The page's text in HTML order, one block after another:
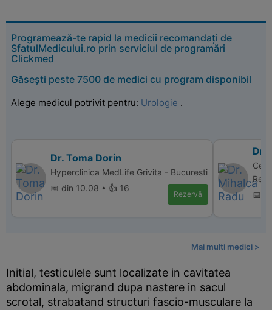
Programează-te rapid la medicii recomandați de
SfatulMedicului.ro prin serviciul de programări
Clickmed
Găsești peste 7500 de medici cu program disponibil
Alege medicul potrivit pentru: Urologie .
Dr. Toma Dorin
Hyperclinica MedLife Grivita - Bucuresti
📅 din 10.08 • 👍 16
Rezervă
Dr.
📅
Mai multi medici >
Initial, testiculele sunt localizate in cavitatea
abdominala, migrand dupa nastere in sacul
scrotal, strabatand structuri fascio-musculare la